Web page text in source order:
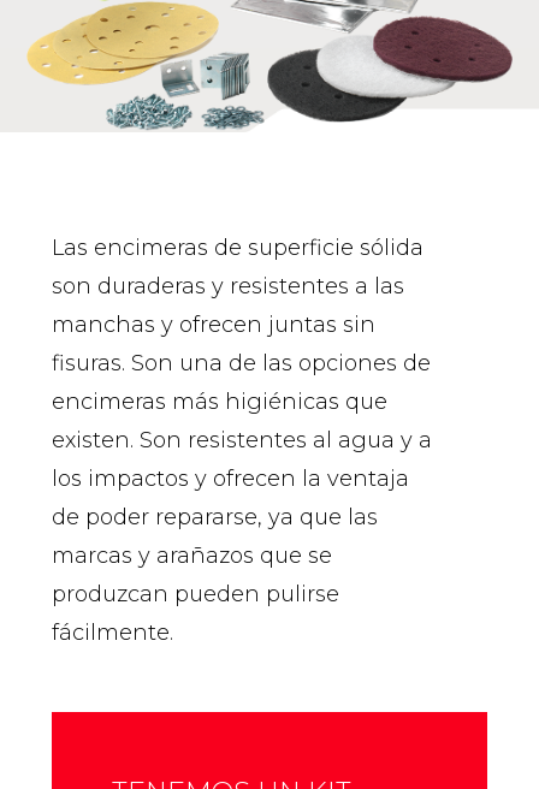
Las encimeras de superficie sólida
son duraderas y resistentes a las
manchas y ofrecen juntas sin
fisuras. Son una de las opciones de
encimeras más higiénicas que
existen. Son resistentes al agua y a
los impactos y ofrecen la ventaja
de poder repararse, ya que las
marcas y arañazos que se
produzcan pueden pulirse
fácilmente.